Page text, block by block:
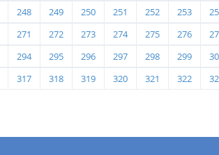
248 249 250 251 252 253
271 272 273 274 275 276
294 295 296 297 298 299
317 318 319 320 321 322